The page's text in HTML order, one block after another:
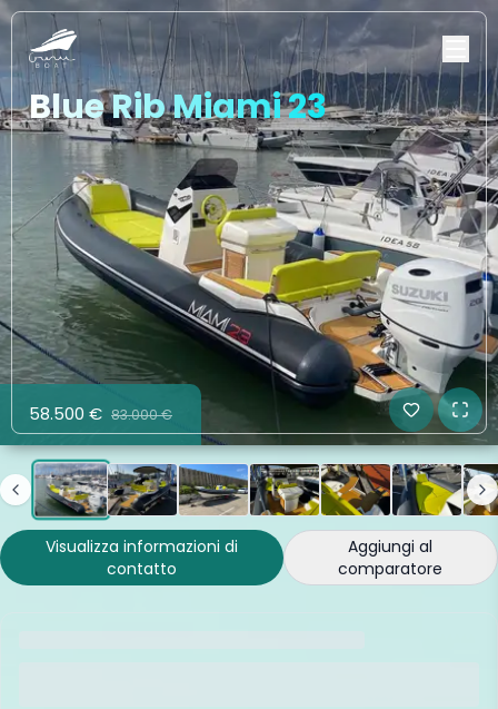
Blue Rib Miami 23
58.500 € 83.000 €
Visualizza informazioni di
contatto
Aggiungi al
comparatore